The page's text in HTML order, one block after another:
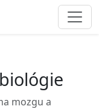
mozgu a